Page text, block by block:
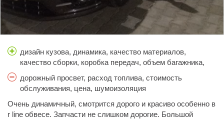
дизайн кузова, динамика, качество материалов,
качество сборки, коробка передач, объем багажника,
дорожный просвет, расход топлива, стоимость
обслуживания, цена, шумоизоляция
Очень динамичный, смотрится дорого и красиво особенно в
r line обвесе. Запчасти не слишком дорогие. Большой